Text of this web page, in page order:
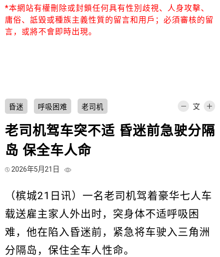
*本網站有權刪除或封鎖任何具有性別歧視、人身攻擊、
庸俗、詆毀或種族主義性質的留言和用戶；必須審核的留
言，或將不會即時出現。
昏迷 呼吸困难 老司机
老司机驾车突不适 昏迷前急驶分隔
岛 保全车人命
2026年5月21日
（槟城21日讯）一名老司机驾着豪华七人车
载送雇主家人外出时，突身体不适呼吸困
难，他在陷入昏迷前，紧急将车驶入三角洲
分隔岛，保住全车人性命。